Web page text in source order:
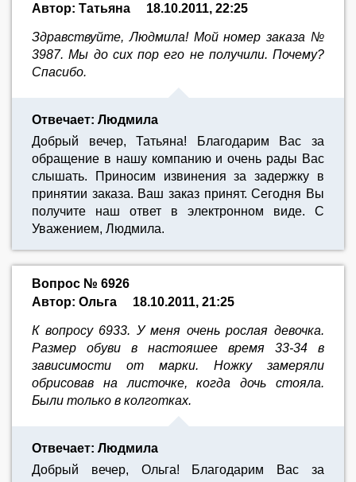
Автор: Татьяна
18.10.2011, 22:25
Здравствуйте, Людмила! Мой номер заказа №
3987. Мы до сих пор его не получили. Почему?
Спасибо.
Отвечает: Людмила
Добрый вечер, Татьяна! Благодарим Вас за
обращение в нашу компанию и очень рады Вас
слышать. Приносим извинения за задержку в
принятии заказа. Ваш заказ принят. Сегодня Вы
получите наш ответ в электронном виде. С
Уважением, Людмила.
Вопрос № 6926
Автор: Ольга
18.10.2011, 21:25
К вопросу 6933. У меня очень рослая девочка.
Размер обуви в настояшее время 33-34 в
зависимости от марки. Ножку замеряли
обрисовав на листочке, когда дочь стояла.
Были только в колготках.
Отвечает: Людмила
Добрый вечер, Ольга! Благодарим Вас за